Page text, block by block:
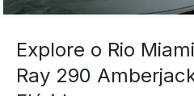
Explore o Rio
Ray 290